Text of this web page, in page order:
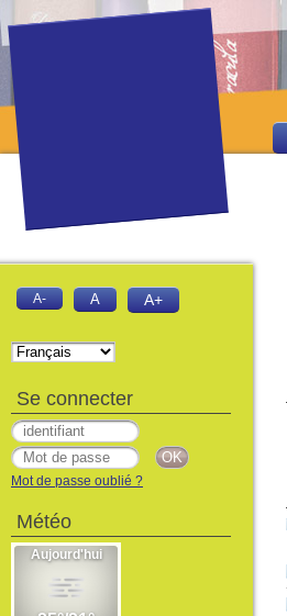
A- A A+
Se connecter
Mot de passe oublié ?
Météo